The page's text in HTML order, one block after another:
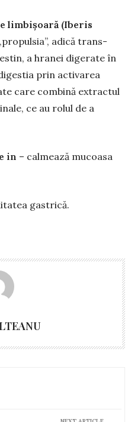
limbişoară (Iberis
adică trans­
a hra­nei digerate în
prin activarea
care combină ex­tractul
ce au rolul de a
in – cal­mează mucoasa
gas­trică.